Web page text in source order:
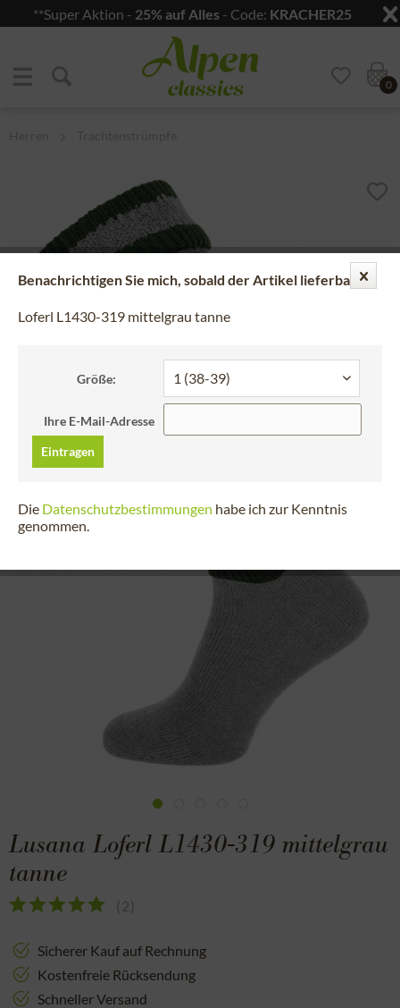
**Super Aktion - 25% auf Alles- Code: KRACHER25
Zum Hauptbereich springen
0
Lusana Loferl L1430-319 mittelgrau
tanne
( 2)
Sicherer Kauf auf Rechnung
Kostenfreie Rücksendung
Schneller Versand
Benachrichtigen Sie mich, sobald der Artikel lieferbar ist.
Loferl L1430-319 mittelgrau tanne
Größe:
Ihre E-Mail-Adresse
Eintragen
Die Datenschutzbestimmungen habe ich zur Kenntnis
genommen.